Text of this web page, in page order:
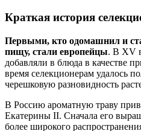
Краткая история
Первыми, кто одомашнил и
пищу, стали европейцы. В XV
добавляли в блюда в качестве
время селекционерам удалось
черешковую разновидность
В Россию ароматную траву
Екатерины II. Сначала его
более широкого